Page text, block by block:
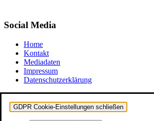
Social Media
Home
Kontakt
Mediadaten
Impressum
Datenschutzerklärung
GDPR Cookie-Einstellungen schließen